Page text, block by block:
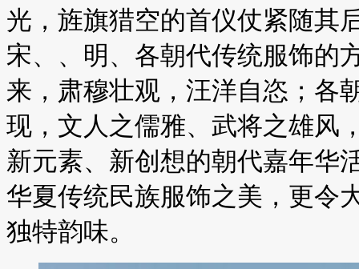
光，旌旗猎空的首仪仗紧随其
宋、、明、各朝代传统服饰的
来，肃穆壮观，汪洋自恣；各
现，文人之儒雅、武将之雄风
新元素、新创想的朝代嘉年华
华夏传统民族服饰之美，更令
独特韵味。